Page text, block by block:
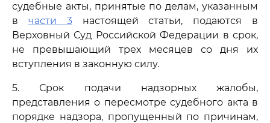
судебные акты, принятые по делам, указанным
в части 3настоящей статьи, подаются в
Верховный Суд Российской Федерации в срок,
не превышающий трех месяцев со дня их
вступления в законную силу.
5. Срок подачи надзорных жалобы,
представления о пересмотре судебного акта в
порядке надзора, пропущенный по причинам,